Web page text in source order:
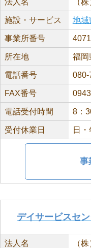
施設・サービス 地域
事業所番号
所在地 福岡
電話番号 080-
FAX番号
電話受付時間 8：
受付休業日 日
事
デイサービスセ
法人名 （